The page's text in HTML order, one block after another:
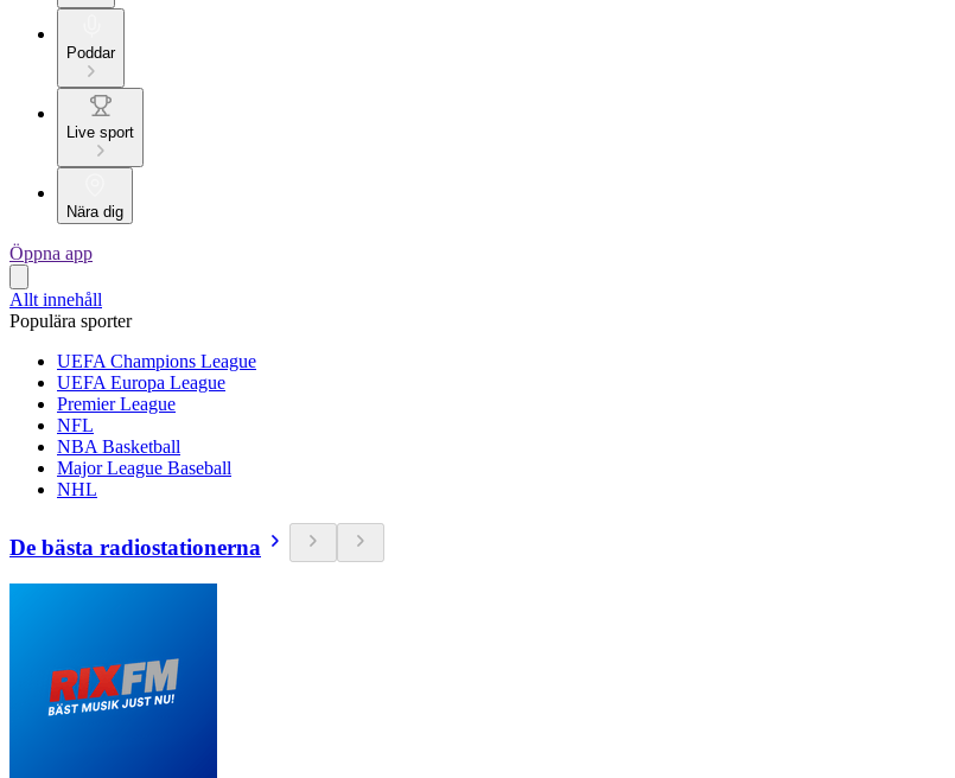
Poddar
Live sport
Nära dig
Öppna app
Allt innehåll
Populära sporter
UEFA Champions League
UEFA Europa League
Premier League
NFL
NBA Basketball
Major League Baseball
NHL
De bästa radiostationerna